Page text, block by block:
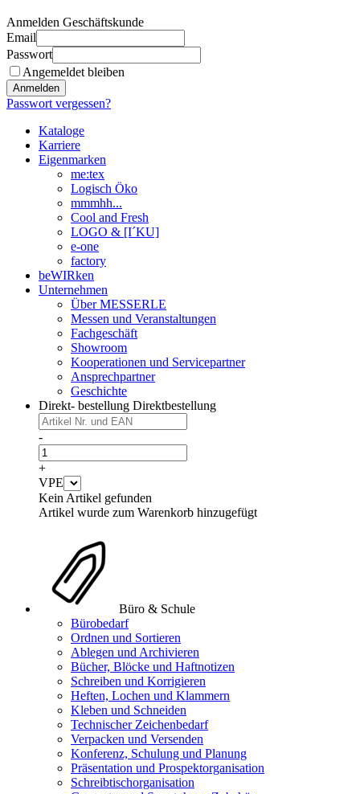
Anmelden Geschäftskunde
Email
Passwort
Angemeldet bleiben
Anmelden
Passwort vergessen?
Kataloge
Karriere
Eigenmarken
me:tex
Logisch Öko
mmmhh...
Cool and Fresh
LOGO & [I´KU]
e-one
factory
beWIRken
Unternehmen
Über MESSERLE
Messen und Veranstaltungen
Fachgeschäft
Showroom
Kooperationen und Servicepartner
Ansprechpartner
Geschichte
Direkt- bestellung Direktbestellung
-
+
VPE
Kein Artikel gefunden
Artikel wurde zum Warenkorb hinzugefügt
Büro & Schule
Bürobedarf
Ordnen und Sortieren
Ablegen und Archivieren
Bücher, Blöcke und Haftnotizen
Schreiben und Korrigieren
Heften, Lochen und Klammern
Kleben und Schneiden
Technischer Zeichenbedarf
Verpacken und Versenden
Konferenz, Schulung und Planung
Präsentation und Prospektorganisation
Schreibtischorganisation